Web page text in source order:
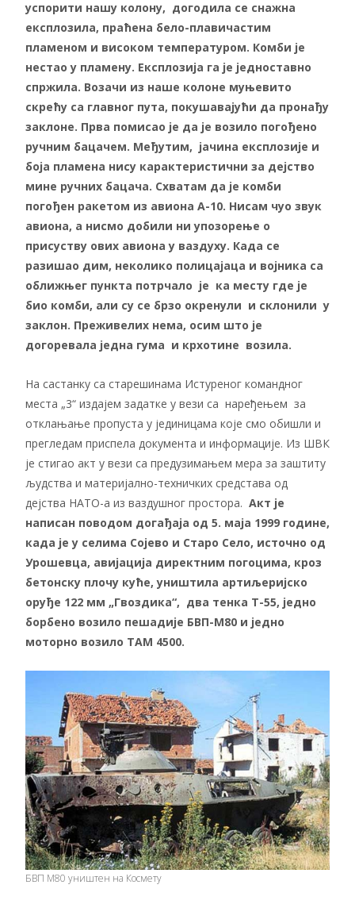
успорити нашу колону, догодила се снажна
експлозила, праћена бело-плавичастим
пламеном и високом температуром. Комби је
нестао у пламену. Експлозија га је једноставно
спржила. Возачи из наше колоне муњевито
скрећу са главног пута, покушавајући да пронађу
заклоне. Прва помисао је да је возило погођено
ручним бацачем. Међутим, јачина експлозије и
боја пламена нису карактеристични за дејство
мине ручних бацача. Схватам да је комби
погођен ракетом из авиона А-10. Нисам чуо звук
авиона, а нисмо добили ни упозорење о
присуству ових авиона у ваздуху. Када се
разишао дим, неколико полицајаца и војника са
оближњег пункта потрчало је ка месту где је
био комби, али су се брзо окренули и склонили у
заклон. Преживелих нема, осим што је
догоревала једна гума и крхотине возила.
На састанку са старешинама Истуреног командног
места „3“ издајем задатке у вези са наређењем за
отклањање пропуста у јединицама које смо обишли и
прегледам приспела документа и информације. Из ШВК
је стигао акт у вези са предузимањем мера за заштиту
људства и материјално-техничких средстава од
дејства НАТО-а из ваздушног простора. Акт је
написан поводом догађаја од 5. маја 1999 године,
када је у селима Сојево и Старо Село, источно од
Урошевца, авијација директним погоцима, кроз
бетонску плочу куће, уништила артиљеријско
оруђе 122 мм „Гвоздика“, два тенка Т-55, једно
борбено возило пешадије БВП-M80 и једно
моторно возило ТАМ 4500.
БВП М80 уништен на Космету